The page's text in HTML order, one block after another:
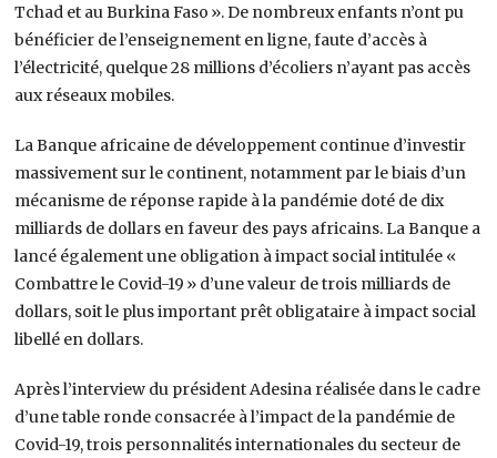
Tchad et au Burkina Faso ». De nombreux enfants n’ont pu
bénéficier de l’enseignement en ligne, faute d’accès à
l’électricité, quelque 28 millions d’écoliers n’ayant pas accès
aux réseaux mobiles.
La Banque africaine de développement continue d’investir
massivement sur le continent, notamment par le biais d’un
mécanisme de réponse rapide à la pandémie doté de dix
milliards de dollars en faveur des pays africains. La Banque a
lancé également une obligation à impact social intitulée «
Combattre le Covid-19 » d’une valeur de trois milliards de
dollars, soit le plus important prêt obligataire à impact social
libellé en dollars.
Après l’interview du président Adesina réalisée dans le cadre
d’une table ronde consacrée à l’impact de la pandémie de
Covid-19, trois personnalités internationales du secteur de